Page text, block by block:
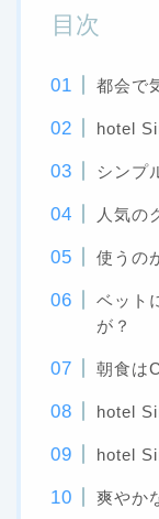
目次
都会で
hotel
シンプ
人気の
使うの
ベット
が？
朝食は
hotel
hotel
爽やか